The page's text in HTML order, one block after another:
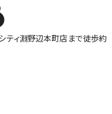
ティ淵野辺本町店まで徒歩約